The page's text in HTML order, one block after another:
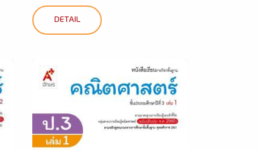
DETAIL